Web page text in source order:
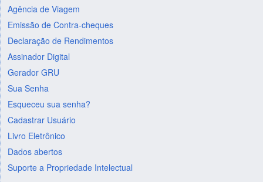
Agência de Viagem
Emissão de Contra-cheques
Declaração de Rendimentos
Assinador Digital
Gerador GRU
Sua Senha
Esqueceu sua senha?
Cadastrar Usuário
Livro Eletrônico
Dados abertos
Suporte a Propriedade Intelectual